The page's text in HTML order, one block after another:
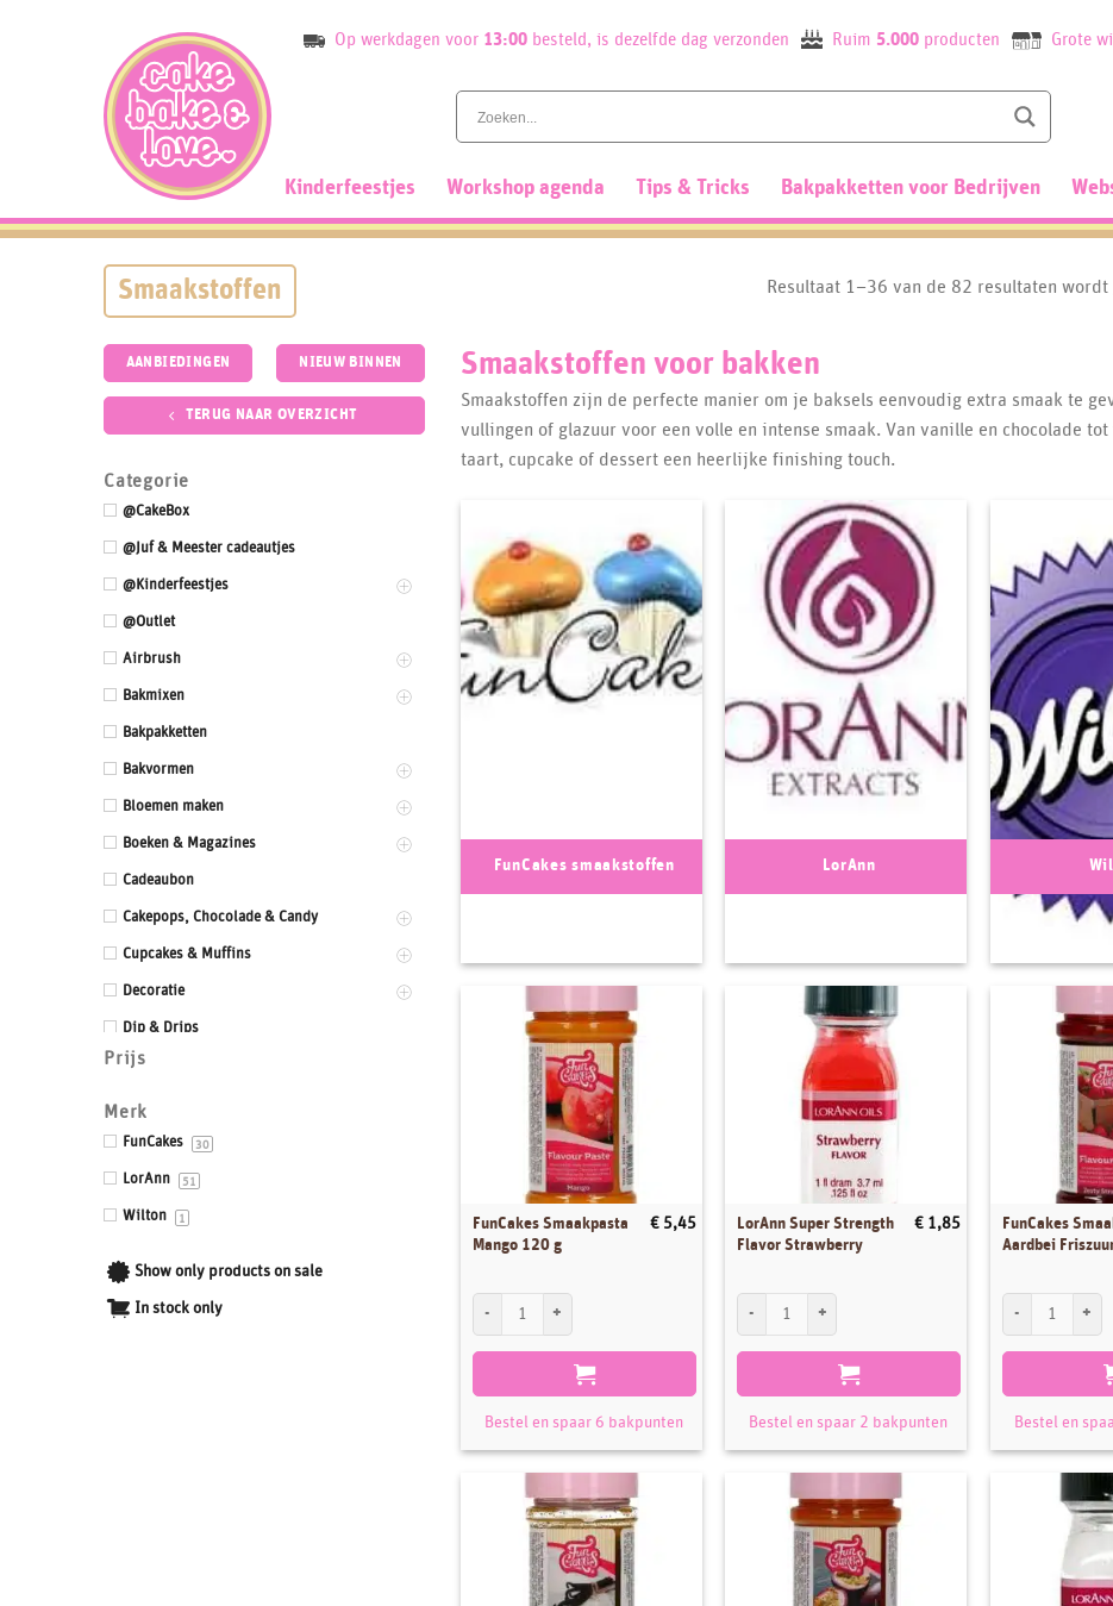
Op werkdagen voor 13:00besteld, is dezelfde dag verzonden Ruim 5.000producten Grote
Kinderfeestjes Workshop agenda Tips & Tricks Bakpakketten voor Bedrijven
Smaakstoffen Resultaat 1–36 van de 82 resultaten wordt
AANBIEDINGEN NIEUW BINNEN
TERUG NAAR OVERZICHT
Categorie
@CakeBox
@Juf & Meester cadeautjes
@Kinderfeestjes
@Outlet
Airbrush
Bakmixen
Bakpakketten
Bakvormen
Bloemen maken
Boeken & Magazines
Cadeaubon
Cakepops, Chocolade & Candy
Cupcakes & Muffins
Decoratie
Dip & Drips
Dozen & Dummies
Drums & Boards
Eetbaar kant
Eetbare prints
Fondant, Icing & Marsepein
Gereedschappen & Materialen
Icing
Prijs
Merk
FunCakes 30
LorAnn 51
Wilton 1
Show only products on sale
In stock only
Smaakstoffen voor bakken
Smaakstoffen zijn de perfecte manier om je baksels eenvoudig extra smaak te
vullingen of glazuur voor een volle en intense smaak. Van vanille en chocolade
taart, cupcake of dessert een heerlijke finishing touch.
FunCakes smaakstoffen LorAnn
FunCakes Smaakpasta
Mango 120 g
€5,45
Bestel en spaar 6 bakpunten
LorAnn Super Strength
Flavor Strawberry
€ 1,85
Bestel en spaar 2 bakpunten
FunCakes
Aardbei
Bestel en